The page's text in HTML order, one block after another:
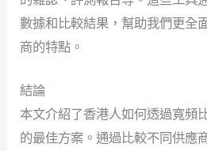
數據和比較結果，幫助我們更全
商的特點。
結論
本文介紹了香港人如何透過寬頻
的最佳方案。通過比較不同供應